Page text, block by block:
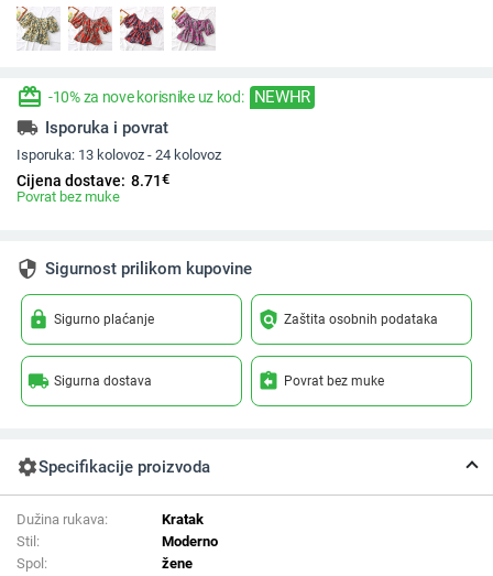
redeem -10% za nove korisnike uz kod: NEWHR
local_shipping Isporuka i povrat
Isporuka: 13 kolovoz - 24 kolovoz
Cijena dostave: 8.71€
Povrat bez muke
security Sigurnost prilikom kupovine
lock Sigurno plaćanje policy Zaštita osobnih podataka
local_shipping Sigurna dostava assignment_return Povrat bez muke
settingsSpecifikacije proizvoda
Dužina rukava:
Kratak
Stil:
Moderno
Spol:
žene